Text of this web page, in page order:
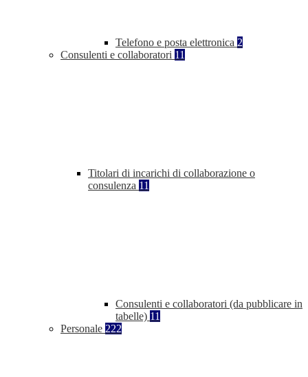
Telefono e posta elettronica 2
Consulenti e collaboratori 11
Titolari di incarichi di collaborazione o
consulenza 11
Consulenti e collaboratori (da pubblicare in
tabelle) 11
Personale 222